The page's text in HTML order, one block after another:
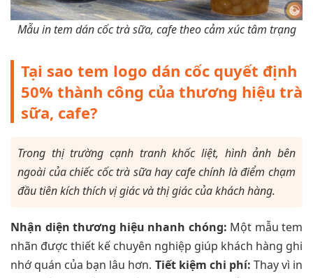
Mẫu in tem dán cốc trà sữa, cafe theo cảm xúc tâm trạng
Tại sao tem logo dán cốc quyết định
50% thành công của thương hiệu trà
sữa, cafe?
Trong thị trường cạnh tranh khốc liệt, hình ảnh bên
ngoài của chiếc cốc trà sữa hay cafe chính là điểm chạm
đầu tiên kích thích vị giác và thị giác của khách hàng.
Nhận diện thương hiệu nhanh chóng: Một mẫu tem
nhãn được thiết kế chuyên nghiệp giúp khách hàng ghi
nhớ quán của bạn lâu hơn. Tiết kiệm chi phí: Thay vì in